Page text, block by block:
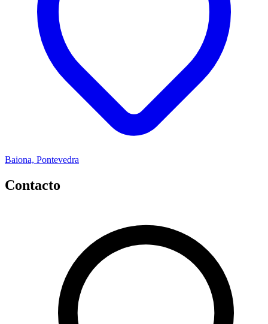
Baiona, Pontevedra
Contacto